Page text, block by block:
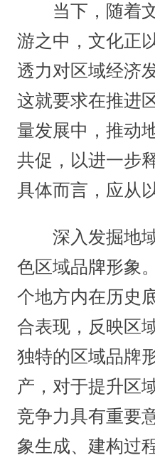
当下，随着文
游之中，文化正
透力对区域经济
这就要求在推进
量发展中，推动
共促，以进一步
具体而言，应从
深入发掘地域
色区域品牌形象
个地方内在历史
合表现，反映区
独特的区域品牌
产，对于提升区
竞争力具有重要
象生成、建构过